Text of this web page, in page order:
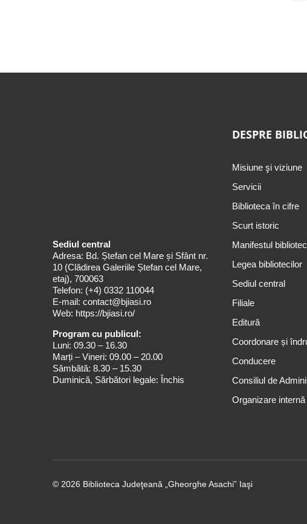
Sediul central
Adresa: Bd. Ștefan cel Mare și Sfânt nr.
10 (Clădirea Galeriile Ștefan cel Mare,
etaj), 700063
Telefon: (+4) 0332 110044
E-mail: contact@bjiasi.ro
Web: https://bjiasi.ro/
Program cu publicul:
Luni: 09.30 – 16.30
Marți – Vineri: 09.00 – 20.00
Sâmbătă: 8.30 – 15.30
Duminică, Sărbători legale: Închis
DESPRE
Misiune şi viziune
Servicii
Biblioteca în cifre
Scurt istoric
Manifestul
Legea bibliotecilor
Sediul central
Filiale
Editură
Coordonare și
Conducere
Consiliul de
Organizare internă
© 2026 Biblioteca Judeţeană „Gheorghe Asachi” Iaşi